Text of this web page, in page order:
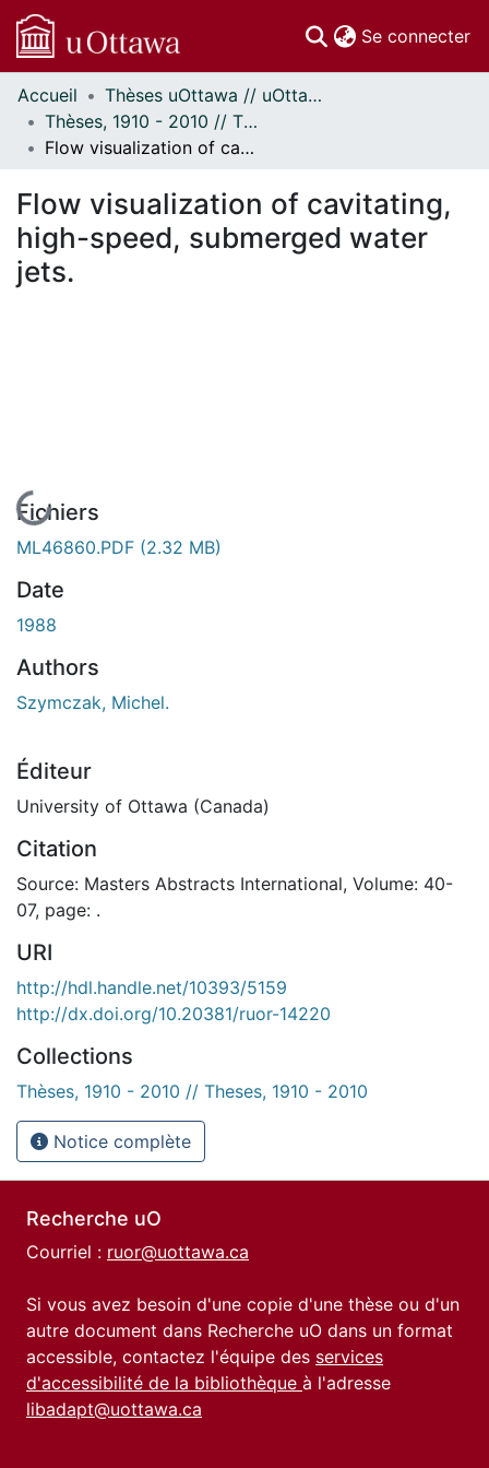
Se connecter
Communautés
et collections
Parcourir
À propos
Accueil
Thèses uOttawa // uOttawa Theses
Thèses, 1910 - 2010 // Theses, 1910 - 2010
Flow visualization of cavitating, high-speed, submerged water jets.
Flow visualization of cavitating,
high-speed, submerged water
jets.
En cours de chargement...
Fichiers
ML46860.PDF (2.32 MB)
Date
1988
Authors
Szymczak, Michel.
Éditeur
University of Ottawa (Canada)
Citation
Source: Masters Abstracts International, Volume: 40-
07, page: .
URI
http://hdl.handle.net/10393/5159
http://dx.doi.org/10.20381/ruor-14220
Collections
Thèses, 1910 - 2010 // Theses, 1910 - 2010
Notice complète
Recherche uO
Courriel : ruor@uottawa.ca
Si vous avez besoin d'une copie d'une thèse ou d'un
autre document dans Recherche uO dans un format
accessible, contactez l'équipe des services
d'accessibilité de la bibliothèque à l'adresse
libadapt@uottawa.ca